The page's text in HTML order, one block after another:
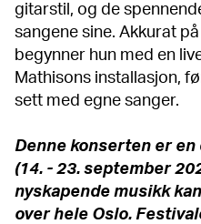
gitarstil, og de
sangene sine. Akkurat
begynner hun med en
Mathisons installasjon,
sett med egne sanger.
Denne konserten er en
(14. - 23. september
nyskapende musikk
over hele Oslo.